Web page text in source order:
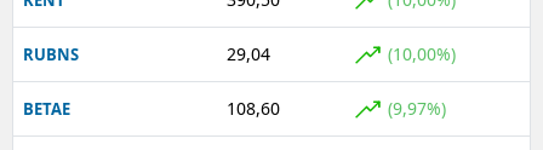
Zonguldak
Aksaray
RUBNS 29,04 (10,00%)
BETAE 108,60 (9,97%)